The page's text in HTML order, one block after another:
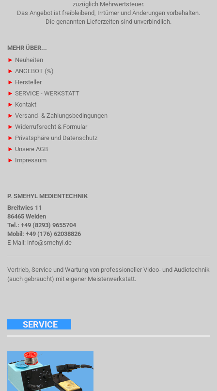
zuzüglich Mehrwertsteuer.
Das Angebot ist freibleibend, Irrtümer und Änderungen vorbehalten.
Die genannten Lieferzeiten sind unverbindlich.
MEHR ÜBER...
► Neuheiten
► ANGEBOT (%)
► Hersteller
► SERVICE - WERKSTATT
► Kontakt
► Versand- & Zahlungsbedingungen
► Widerrufsrecht & Formular
► Privatsphäre und Datenschutz
► Unsere AGB
► Impressum
P. SMEHYL MEDIENTECHNIK
Breitwies 11
86465 Welden
Tel.: +49 (8293) 9655704
Mobil: +49 (176) 62038826
E-Mail: info@smehyl.de
Vertrieb, Service und Wartung von professioneller Video- und Audiotechnik
(auch gebraucht) mit eigener Meisterwerkstatt.
SERVICE